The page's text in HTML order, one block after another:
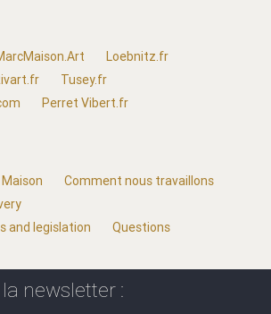
Loebnitz.fr
Tusey.fr
Perret Vibert.fr
Comment nous travaillons
and legislation
Questions
newsletter :